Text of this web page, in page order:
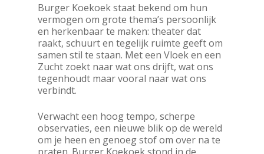
Burger Koekoek staat bekend om hun
vermogen om grote thema’s persoonlijk
en herkenbaar te maken: theater dat
raakt, schuurt en tegelijk ruimte geeft om
samen stil te staan. Met een Vloek en een
Zucht zoekt naar wat ons drijft, wat ons
tegenhoudt maar vooral naar wat ons
verbindt.
Verwacht een hoog tempo, scherpe
observaties, een nieuwe blik op de wereld
om je heen en genoeg stof om over na te